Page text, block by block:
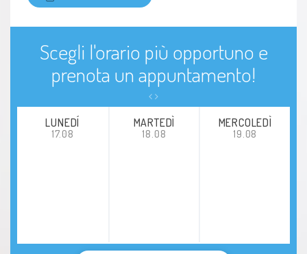
Scegli l'orario più opportuno e
prenota un appuntamento!
LUNEDÍ
17.08
MARTEDÌ
18.08
MERCOLEDÌ
19.08